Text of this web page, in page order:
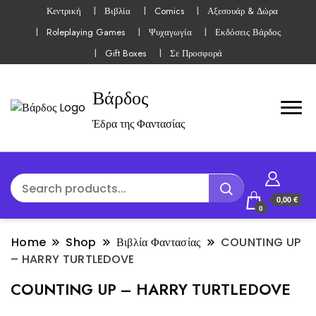
Κεντρική Βιβλία Comics
Αξεσουάρ & Δώρα
Roleplaying Games
Ψυχαγωγία
Εκδόσεις Βάρδος
Gift Boxes
Σε Προσφορά
Βάρδος
Έδρα της Φαντασίας
0
0,00 €
Home Shop Βιβλία Φαντασίας
COUNTING UP
– HARRY TURTLEDOVE
COUNTING UP – HARRY TURTLEDOVE